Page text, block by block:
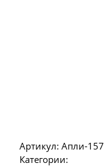
Артикул: Апли-157
Категории: